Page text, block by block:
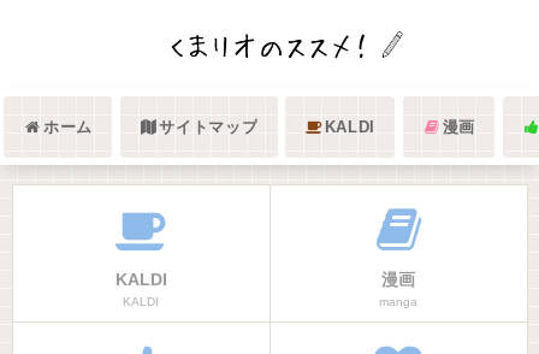
ホーム サイトマップ KALDI 漫画
KALDI
KALDI
漫画
manga